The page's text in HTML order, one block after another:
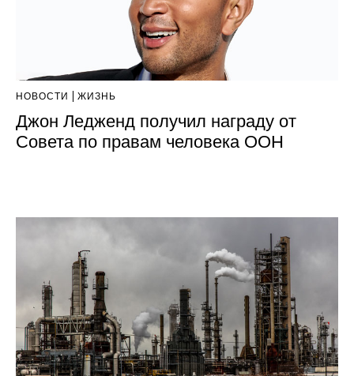
НОВОСТИ ЖИЗНЬ
Джон Ледженд получил награду от
Совета по правам человека ООН